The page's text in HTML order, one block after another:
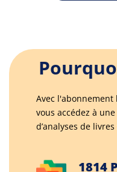
Avec
vous accédez à
d’analyses de livres
1814